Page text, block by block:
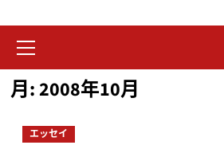
イ
ン
メ
ー
月:2008年10月
エッセイ